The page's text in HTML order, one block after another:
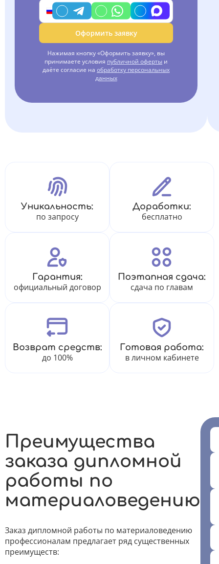
Оформить заявку
Нажимая кнопку «Оформить заявку», вы
принимаете условия публичной оферты и
даёте согласие на обработку персональных
данных
Уникальность:
по запросу
Доработки:
бесплатно
Гарантия:
официальный договор
Поэтапная сдача:
сдача по главам
Возврат средств:
до 100%
Готовая работа:
в личном кабинете
Преимущества
заказа дипломной
работы по
материаловедению
Заказ дипломной работы по материаловедению
профессионалам предлагает ряд существенных
преимуществ: